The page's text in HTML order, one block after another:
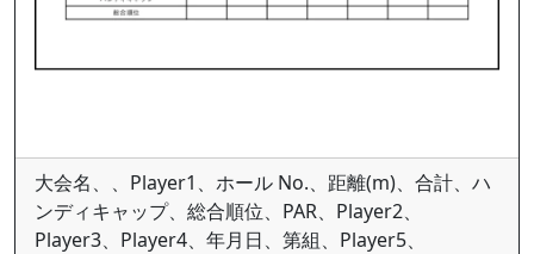
大会名、、Player1、ホール No.、距離(m)、合計、ハ
ンディキャップ、総合順位、PAR、Player2、
Player3、Player4、年月日、第組、Player5、